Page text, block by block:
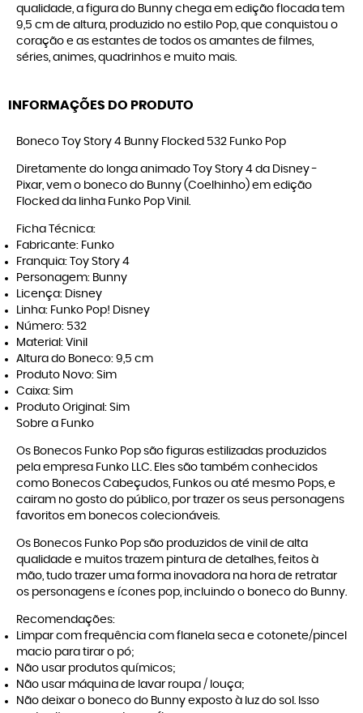
qualidade, a figura do Bunny chega em edição flocada tem
9,5 cm de altura, produzido no estilo Pop, que conquistou o
coração e as estantes de todos os amantes de filmes,
séries, animes, quadrinhos e muito mais.
INFORMAÇÕES DO PRODUTO
Boneco Toy Story 4 Bunny Flocked 532 Funko Pop
Diretamente do longa animado Toy Story 4 da Disney -
Pixar, vem o boneco do Bunny (Coelhinho) em edição
Flocked da linha Funko Pop Vinil.
Ficha Técnica:
Fabricante: Funko
Franquia: Toy Story 4
Personagem: Bunny
Licença: Disney
Linha: Funko Pop! Disney
Número: 532
Material: Vinil
Altura do Boneco: 9,5 cm
Produto Novo: Sim
Caixa: Sim
Produto Original: Sim
Sobre a Funko
Os Bonecos Funko Pop são figuras estilizadas produzidos
pela empresa Funko LLC. Eles são também conhecidos
como Bonecos Cabeçudos, Funkos ou até mesmo Pops, e
cairam no gosto do público, por trazer os seus personagens
favoritos em bonecos colecionáveis.
Os Bonecos Funko Pop são produzidos de vinil de alta
qualidade e muitos trazem pintura de detalhes, feitos à
mão, tudo trazer uma forma inovadora na hora de retratar
os personagens e ícones pop, incluindo o boneco do Bunny.
Recomendações:
Limpar com frequência com flanela seca e cotonete/pincel
macio para tirar o pó;
Não usar produtos químicos;
Não usar máquina de lavar roupa / louça;
Não deixar o boneco do Bunny exposto à luz do sol. Isso